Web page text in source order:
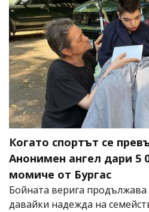
Когато спортът се
Анонимен ангел дари 5
момиче от Бургас
Бойната верига продължава
давайки надежда на